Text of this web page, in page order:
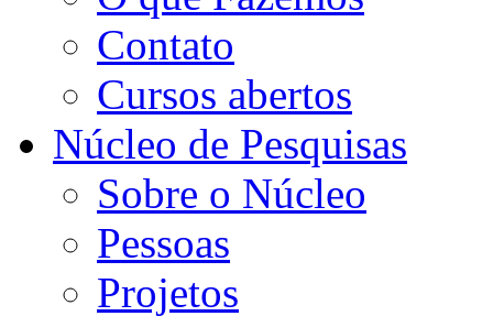
Contato
Cursos abertos
Núcleo de Pesquisas
Sobre o Núcleo
Pessoas
Projetos